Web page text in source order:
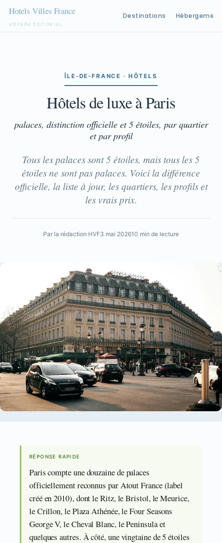
VOYAGE ÉDITORIAL
Destinations Hébergement
ÎLE-DE-FRANCE · HÔTELS
Hôtels de luxe à Paris
palaces, distinction officielle et 5 étoiles, par quartier
et par profil
Tous les palaces sont 5 étoiles, mais tous les 5
étoiles ne sont pas palaces. Voici la différence
officielle, la liste à jour, les quartiers, les profils et
les vrais prix.
Par la rédaction HVF3 mai 202610 min de lecture
RÉPONSE RAPIDE
Paris compte une douzaine de palaces
officiellement reconnus par Atout France (label
créé en 2010), dont le Ritz, le Bristol, le Meurice,
le Crillon, le Plaza Athénée, le Four Seasons
George V, le Cheval Blanc, le Peninsula et
quelques autres. À côté, une vingtaine de 5 étoiles